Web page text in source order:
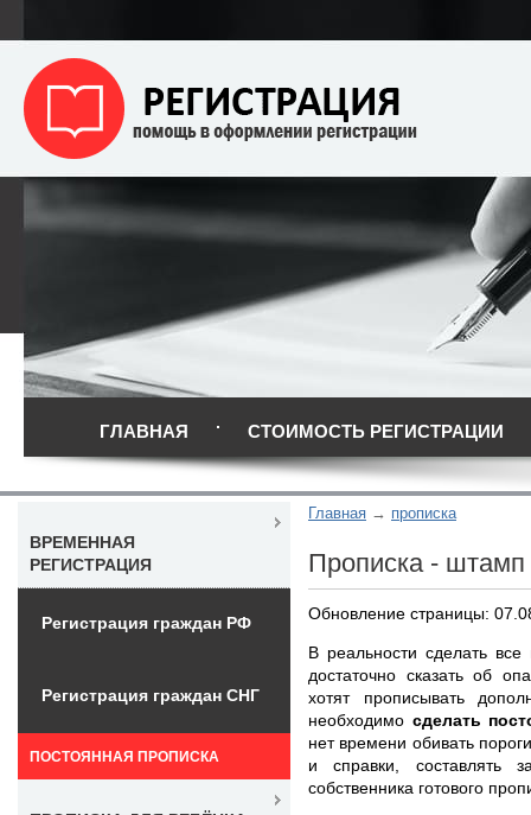
ГЛАВНАЯ СТОИМОСТЬ РЕГИСТРАЦИИ
Главная прописка
Прописка - штамп
Обновление страницы:
В реальности сделать
достаточно сказать об
хотят прописывать
необходимо сделать
нет времени обивать
и справки, составлять
собственника готового
ВРЕМЕННАЯ
РЕГИСТРАЦИЯ
Регистрация граждан РФ
Регистрация граждан СНГ
ПОСТОЯННАЯ ПРОПИСКА